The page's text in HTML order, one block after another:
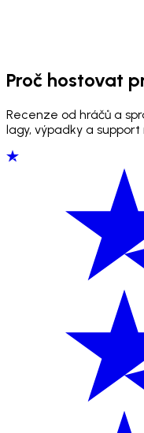
Proč hostovat
Recenze od hráčů a
lagy, výpadky a support